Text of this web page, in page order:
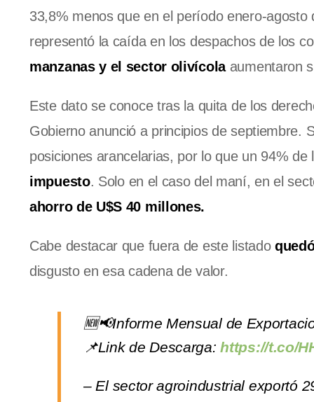
33,8% menos que en el período enero-
representó la caída en los despachos de los
manzanas y el sector olivícola aumentaron
Este dato se conoce tras la quita de los
Gobierno anunció a principios de septiembre.
posiciones arancelarias, por lo que un 94%
impuesto. Solo en el caso del maní, en el
ahorro de U$S 40 millones.
Cabe destacar que fuera de este listado
disgusto en esa cadena de valor.
🆕📢Informe Mensual de
📌Link de Descarga:https://t.co/
– El sector agroindustrial exportó